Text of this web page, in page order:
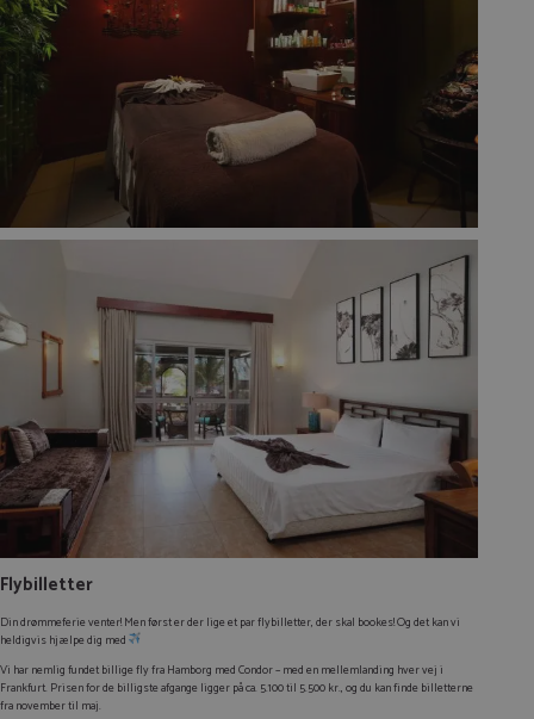
Flybilletter
Din drømmeferie venter! Men først er der lige et par flybilletter, der skal bookes! Og det kan vi
heldigvis hjælpe dig med
Vi har nemlig fundet billige fly fra Hamborg med Condor – med en mellemlanding hver vej i
Frankfurt. Prisen for de billigste afgange ligger på ca. 5.100 til 5.500 kr., og du kan finde billetterne
fra november til maj.